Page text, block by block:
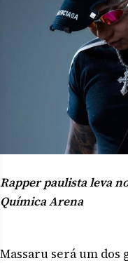
Rapper paulista leva
Química Arena
Massaru será um dos